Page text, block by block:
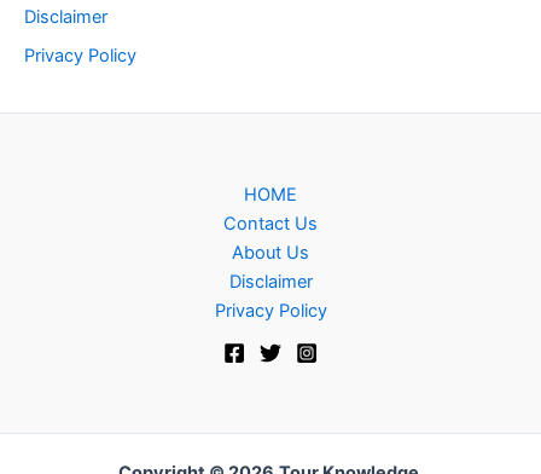
Disclaimer
Privacy Policy
HOME
Contact Us
About Us
Disclaimer
Privacy Policy